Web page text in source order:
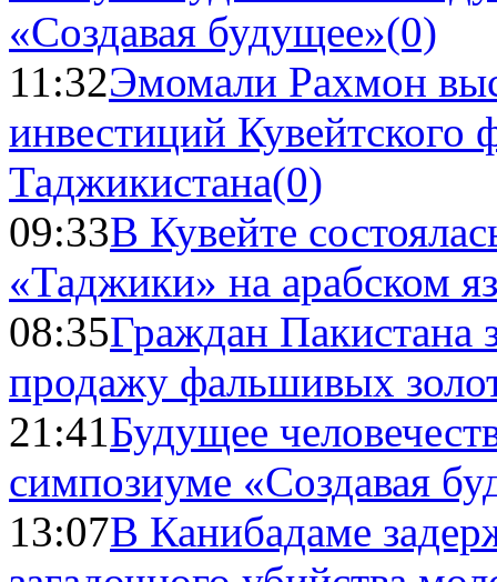
«Создавая будущее»(0)
11:32Эмомали Рахмон
инвестиций Кувейтского
Таджикистана(0)
09:33В Кувейте
«Таджики» на арабском
08:35Граждан Пакистана
продажу фальшивых
21:41Будущее
симпозиуме «Создавая
13:07В Канибадаме